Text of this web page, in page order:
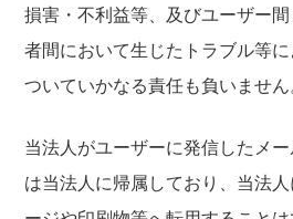
損害・不利益等、及びユーザー
者間において生じたトラブル等
ついていかなる責任も負いません
当法人がユーザーに発信したメ
は当法人に帰属しており、当法